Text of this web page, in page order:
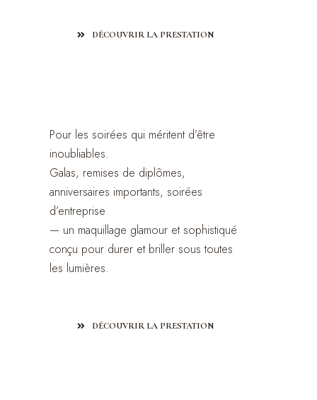
DÉCOUVRIR LA PRESTATION
Pour les soirées qui méritent d’être
inoubliables.
Galas, remises de diplômes,
anniversaires importants, soirées
d’entreprise
— un maquillage glamour et sophistiqué
conçu pour durer et briller sous toutes
les lumières.
DÉCOUVRIR LA PRESTATION